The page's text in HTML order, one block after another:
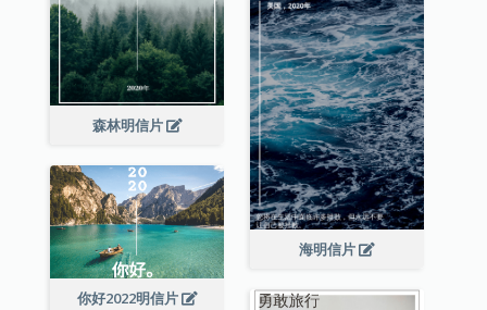
森林明信片
海明信片
你好2022明信片